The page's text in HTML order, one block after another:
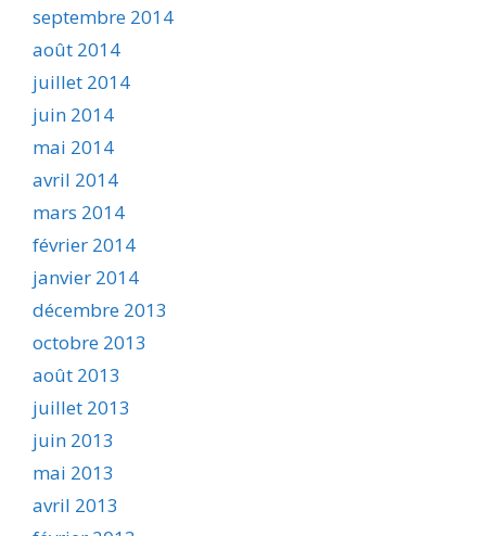
septembre 2014
août 2014
juillet 2014
juin 2014
mai 2014
avril 2014
mars 2014
février 2014
janvier 2014
décembre 2013
octobre 2013
août 2013
juillet 2013
juin 2013
mai 2013
avril 2013